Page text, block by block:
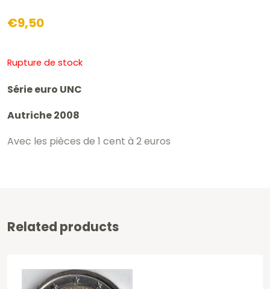
€9,50
Rupture de stock
Série euro UNC
Autriche 2008
Avec les pièces de 1 cent à 2 euros
Related products